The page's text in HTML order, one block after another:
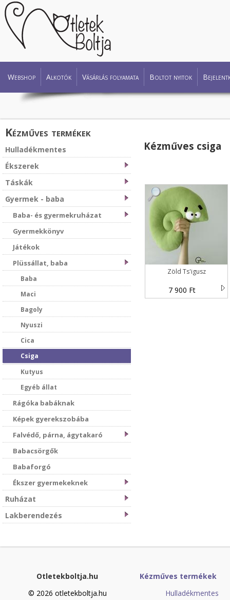
Webshop Alkotók Vásárlás folyamata Boltot nyitok
Kézműves termékek
Hulladékmentes
Ékszerek
Táskák
Gyermek - baba
Baba- és gyermekruházat
Gyermekkönyv
Játékok
Plüssállat, baba
Baba
Maci
Bagoly
Nyuszi
Cica
Csiga
Kutyus
Egyéb állat
Rágóka babáknak
Képek gyerekszobába
Falvédő, párna, ágytakaró
Babacsörgők
Babaforgó
Ékszer gyermekeknek
Ruházat
Lakberendezés
Kézműves csiga
Zöld Ts'igusz
7 900 Ft
Otletekboltja.hu
© 2026 otletekboltja.hu
Kézműves termékek
Hulladékmentes